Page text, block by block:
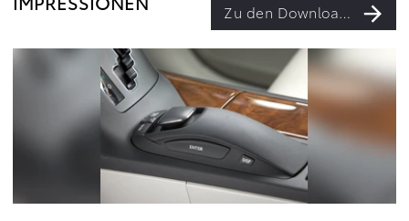
Zu den Downloads